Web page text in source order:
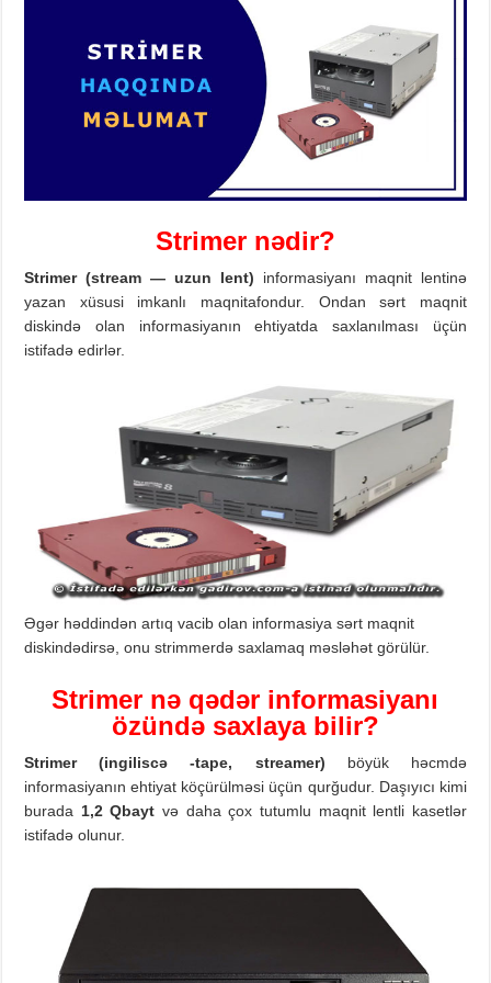
Strimernədir?
Strimer (stream — uzun lent) informasiyanı maqnit lentinə
yazan xüsusi imkanlı maqnitafondur. Ondan sərt maqnit
diskində olan informasiyanın ehtiyatda saxlanılması üçün
istifadə edirlər.
Əgər həddindən artıq vacib olan informasiya sərt maqnit
diskindədirsə, onu strimmerdə saxlamaq məsləhət görülür.
Strimer nə qədər informasiyanı
özündə saxlaya bilir?
Strimer (ingiliscə -tape, streamer) böyük həcmdə
informasiyanın ehtiyat köçürülməsi üçün qurğudur. Daşıyıcı kimi
burada 1,2 Qbayt və daha çox tutumlu maqnit lentli kasetlər
istifadə olunur.